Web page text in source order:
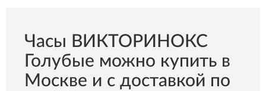
Часы ВИКТОРИНОКС
Голубые можно купить в
Москве и с доставкой по